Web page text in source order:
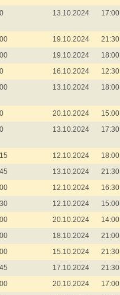
13.10.2024 17:00
19.10.2024
21:30
19.10.2024
18:00
16.10.2024
12:30
13.10.2024 18:00
20.10.2024
15:00
13.10.2024 17:30
12.10.2024
18:00
13.10.2024
21:30
12.10.2024
16:30
12.10.2024
15:00
20.10.2024
14:00
18.10.2024
21:00
15.10.2024
21:30
17.10.2024
21:30
20.10.2024
17:00